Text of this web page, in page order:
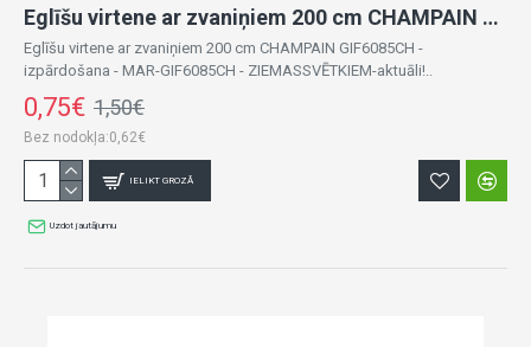
Eglīšu virtene ar zvaniņiem 200 cm CHAMPAIN GIF6085CH -izpārdošana
Eglīšu virtene ar zvaniņiem 200 cm CHAMPAIN GIF6085CH -
izpārdošana - MAR-GIF6085CH - ZIEMASSVĒTKIEM-aktuāli!..
0,75€ 1,50€
Bez nodokļa:0,62€
IELIKT GROZĀ
Uzdot jautājumu